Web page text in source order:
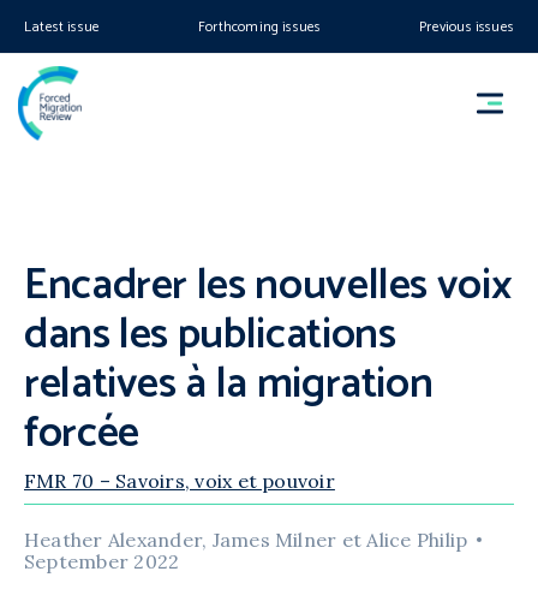
Latest issue Forthcoming issues Previous issues
Encadrer les nouvelles voix
dans les publications
relatives à la migration
forcée
FMR 70 – Savoirs, voix et pouvoir
Heather Alexander, James Milner et Alice Philip
September 2022